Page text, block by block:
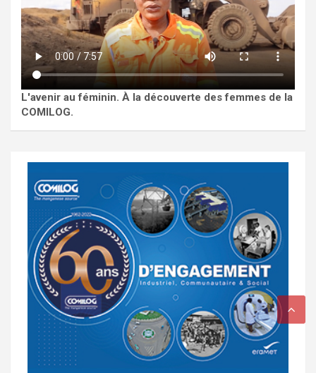
L'avenir au féminin. À la découverte des femmes de la
COMILOG.